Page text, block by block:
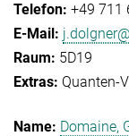
+49 711
5D19
Quanten-
Domaine,